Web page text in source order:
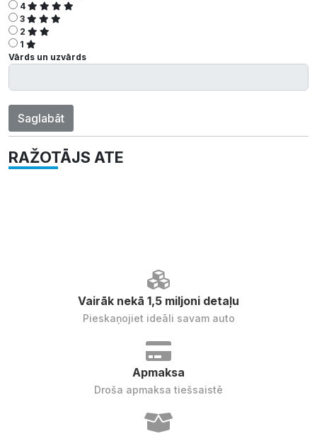
4
3
2
1
Vārds un uzvārds
Saglabāt
RAŽOTĀJS ATE
Vairāk nekā 1,5 miljoni detaļu
Pieskaņojiet ideāli savam auto
Apmaksa
Droša apmaksa tiešsaistē